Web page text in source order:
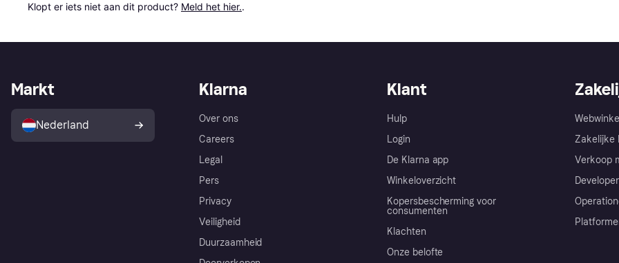
Klopt er iets niet aan dit product? Meld het hier..
Klarna
Over ons
Careers
Legal
Pers
Privacy
Veiligheid
Duurzaamheid
Klant
Hulp
Login
De Klarna app
Winkeloverzicht
Kopersbescherming voor
consumenten
Klachten
Onze belofte
Zakelijke
Verkoop
Markt
Nederland